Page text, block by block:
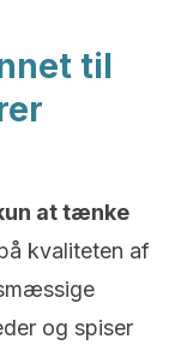
til
at tænke
kvaliteten af
og spiser